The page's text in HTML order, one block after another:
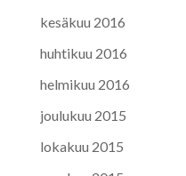
kesäkuu 2016
huhtikuu 2016
helmikuu 2016
joulukuu 2015
lokakuu 2015